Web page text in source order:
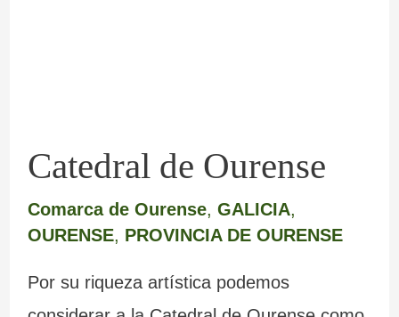
Catedral de Ourense
Comarca de Ourense, GALICIA,
OURENSE, PROVINCIA DE OURENSE
Por su riqueza artística podemos